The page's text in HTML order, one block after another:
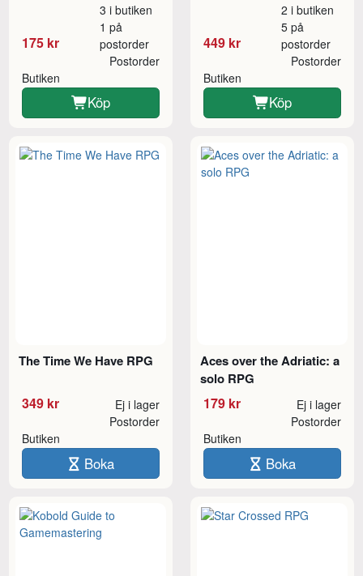
175 kr
3 i butiken
1 på
postorder
Butiken
Postorder
Köp
449 kr
2 i butiken
5 på
postorder
Butiken
Postorder
Köp
The Time We Have RPG
349 kr Ej i lager
Butiken
Postorder
Boka
Aces over the Adriatic: a
solo RPG
179 kr Ej i lager
Butiken
Postorder
Boka